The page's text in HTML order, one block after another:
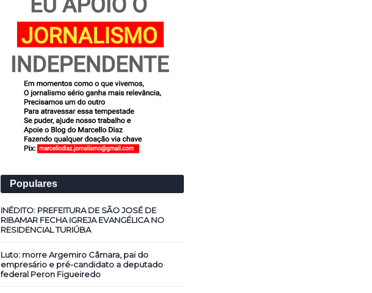
Populares
INÉDITO: PREFEITURA DE SÃO JOSÉ DE
RIBAMAR FECHA IGREJA EVANGÉLICA NO
RESIDENCIAL TURIÚBA
Luto: morre Argemiro Câmara, pai do
empresário e pré-candidato a deputado
federal Peron Figueiredo